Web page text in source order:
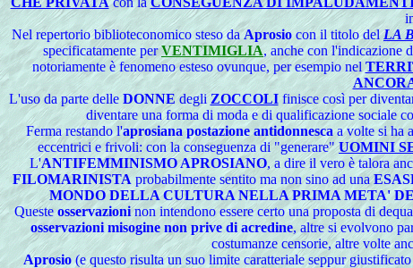
Nel repertorio biblioteconomico steso daAprosio con il titolo delLA
specificatamente perVENTIMIGLIA, anche con l'indicazione
notoriamente è fenomeno esteso ovunque, per esempio nel
L'uso da parte delle DONNEdegliZOCCOLIfinisce così per
diventare una forma di moda e di qualificazione sociale
Ferma restando l'aprosiana postazione antidonnescaa volte si ha
eccentrici e frivoli: con la conseguenza di "generare"UOMINI
L'ANTIFEMMINISMO APROSIANO, a dire il vero è talora
FILOMARINISTAprobabilmente sentito ma non sino ad una
MONDO DELLA CULTURA NELLA PRIMA META'
Questeosservazioninon intendono essere certo una proposta di
osservazioni misogine non prive di acredine, altre si evolvono
costumanze censorie, altre volte
Aprosio(e questo risulta un suo limite caratteriale seppur